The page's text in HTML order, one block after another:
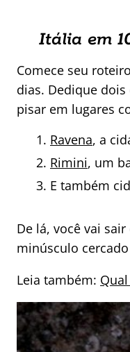
Itália em
Comece seu
dias. Dedique
pisar em lugares
Ravena, a
Rimini, um
E também
De lá, você vai
minúsculo
Leia também: